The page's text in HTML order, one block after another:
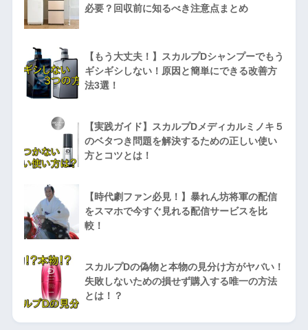
必要？回収前に知るべき注意点まとめ
【もう大丈夫！】スカルプDシャンプーでもう
ギシギシしない！原因と簡単にできる改善方
法3選！
【実践ガイド】スカルプDメディカルミノキ５
のベタつき問題を解決するための正しい使い
方とコツとは！
【時代劇ファン必見！】暴れん坊将軍の配信
をスマホで今すぐ見れる配信サービスを比
較！
スカルプDの偽物と本物の見分け方がヤバい！
失敗しないための損せず購入する唯一の方法
とは！？